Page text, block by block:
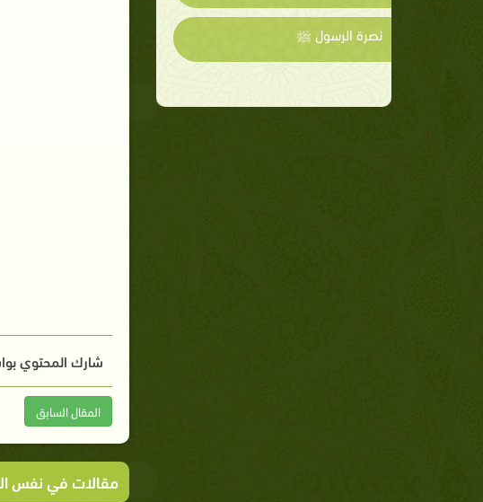
نصرة الرسول ﷺ
شارك المحتوي
المقال السابق
مقالات في نفس